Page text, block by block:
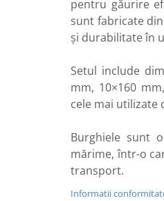
Pistol pentru vopsit
Presostate/Regulatoare de
Rindele electrice
Accesorii rindele
pentru găurire
sunt fabricate
și durabilitate în
Setul include
mm, 10×160
cele mai
Burghiele sunt
mărime, într-o
transport.
Informatii